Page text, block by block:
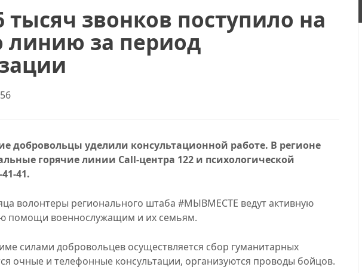
тысяч звонков поступило на
линию за период
добровольцы уделили консультационной работе. В регионе
горячие линии Call-центра 122 и психологической
41.
волонтеры регионального штаба #МЫВМЕСТЕ ведут активную
помощи военнослужащим и их семьям.
силами добровольцев осуществляется сбор гуманитарных
очные и телефонные консультации, организуются проводы бойцов.